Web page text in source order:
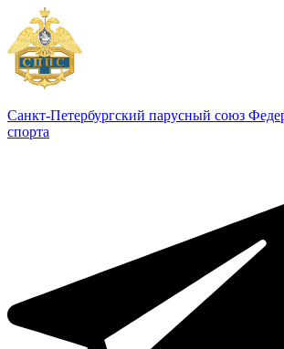
Санкт-Петербургский парусный союз
спорта